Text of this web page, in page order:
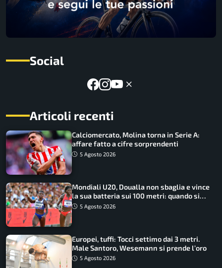
Social
Articoli recenti
Calciomercato, Molina torna in Serie A:
affare fatto a cifre sorprendenti
5 Agosto 2026
Mondiali U20, Doualla non sbaglia e vince
la sua batteria sui 100 metri: quando si
disputano le finali
5 Agosto 2026
Europei, tuffi: Tocci settimo dai 3 metri.
Male Santoro, Wesemann si prende l’oro
5 Agosto 2026